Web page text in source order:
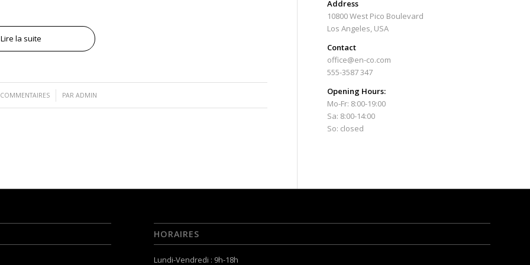
Lire la suite
/ PAR ADMIN
Address
10800 West Pico Boulevard
Los Angeles, USA
Contact
office@en-co.com
555-3587 347
Opening Hours:
Mo-Fr: 8:00-19:00
Sa: 8:00-14:00
So: closed
HORAIRES
Lundi-Vendredi : 9h-18h